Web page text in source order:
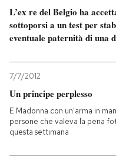
L’ex re del Belgio ha
sottoporsi a un test per
eventuale paternità di una
7/7/2012
Un principe perplesso
E Madonna con un'arma in
persone che valeva la pena
questa settimana